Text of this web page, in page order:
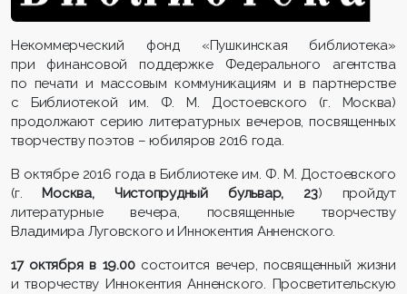
Некоммерческий фонд «Пушкинская библиотека»
при финансовой поддержке Федерального агентства
по печати и массовым коммуникациям и в партнерстве
с Библиотекой им. Ф. М. Достоевского (г. Москва)
продолжают серию литературных вечеров, посвященных
творчеству поэтов – юбиляров 2016 года.
В октябре 2016 года в Библиотеке им. Ф. М. Достоевского
(г. Москва, Чистопрудный бульвар, 23) пройдут
литературные вечера, посвященные творчеству
Владимира Луговского и Иннокентия Анненского.
17 октября в 19.00состоится вечер, посвященный жизни
и творчеству Иннокентия Анненского. Просветительскую